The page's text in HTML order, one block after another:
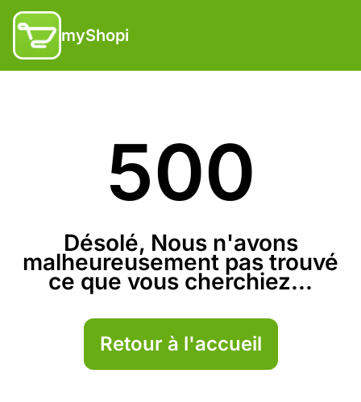
myShopi
500
Désolé, Nous n'avons
malheureusement pas trouvé
ce que vous cherchiez...
Retour à l'accueil